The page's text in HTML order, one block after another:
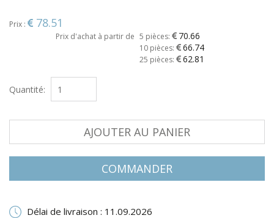
Prix : 78.51
Prix d'achat à partir de 5 pièces: 70.66
10 pièces: 66.74
25 pièces: 62.81
Quantité:
AJOUTER AU PANIER
COMMANDER
Délai de livraison : 11.09.2026